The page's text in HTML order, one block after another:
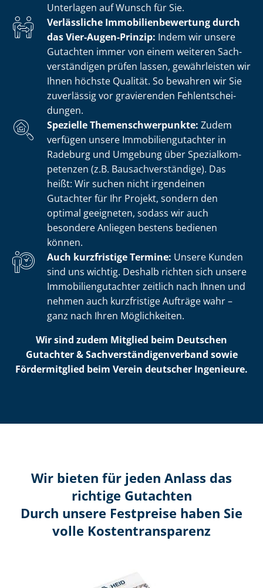
Unterlagen auf Wunsch für Sie.
Verlässliche Im­mo­bi­li­en­be­wer­tung durch
das Vier-Augen-Prinzip: Indem wir unsere
Gutachten immer von einem weiteren Sach­
ver­stän­di­gen prüfen lassen, gewährleisten wir
Ihnen höchste Qualität. So bewahren wir Sie
zuverlässig vor gravierenden Fehl­ent­schei­
dun­gen.
Spezielle The­men­schwer­punk­te: Zudem
verfügen unsere Im­mo­bi­li­en­gut­ach­ter in
Radeburg und Umgebung über Spe­zi­al­kom­
pe­ten­zen (z.B. Bau­sach­ver­stän­di­ge). Das
heißt: Wir suchen nicht irgendeinen
Gutachter für Ihr Projekt, sondern den
optimal geeigneten, sodass wir auch
besondere Anliegen bestens bedienen
können.
Auch kurzfristige Termine: Unsere Kunden
sind uns wichtig. Deshalb richten sich unsere
Im­mo­bi­li­en­gut­ach­ter zeitlich nach Ihnen und
nehmen auch kurzfristige Aufträge wahr –
ganz nach Ihren Möglichkeiten.
Wir sind zudem Mitglied beim Deutschen
Gutachter & Sach­ver­stän­di­gen­ver­band sowie
Fördermitglied beim Verein deutscher Ingenieure.
Wir bieten für jeden Anlass das
richtige Gutachten
Durch unsere Festpreise haben Sie
volle Kosten­transparenz